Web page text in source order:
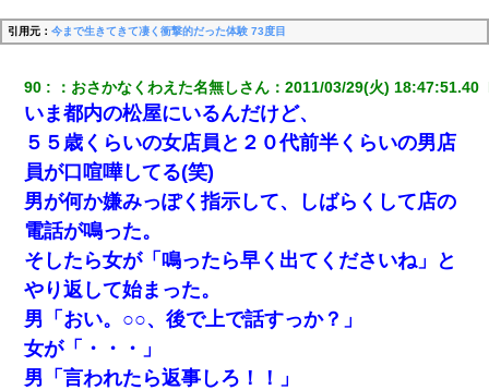
引用元： 今まで生きてきて凄く衝撃的だった体験 73度目
90 ： おさかなくわえた名無しさん ：2011/03/29(火) 18:47:51.40
いま都内の松屋にいるんだけど、
５５歳くらいの女店員と２０代前半くらいの男店
員が口喧嘩してる(笑)
男が何か嫌みっぽく指示して、しばらくして店の
電話が鳴った。
そしたら女が「鳴ったら早く出てくださいね」と
やり返して始まった。
男「おい。○○、後で上で話すっか？」
女が「・・・」
男「言われたら返事しろ！！」